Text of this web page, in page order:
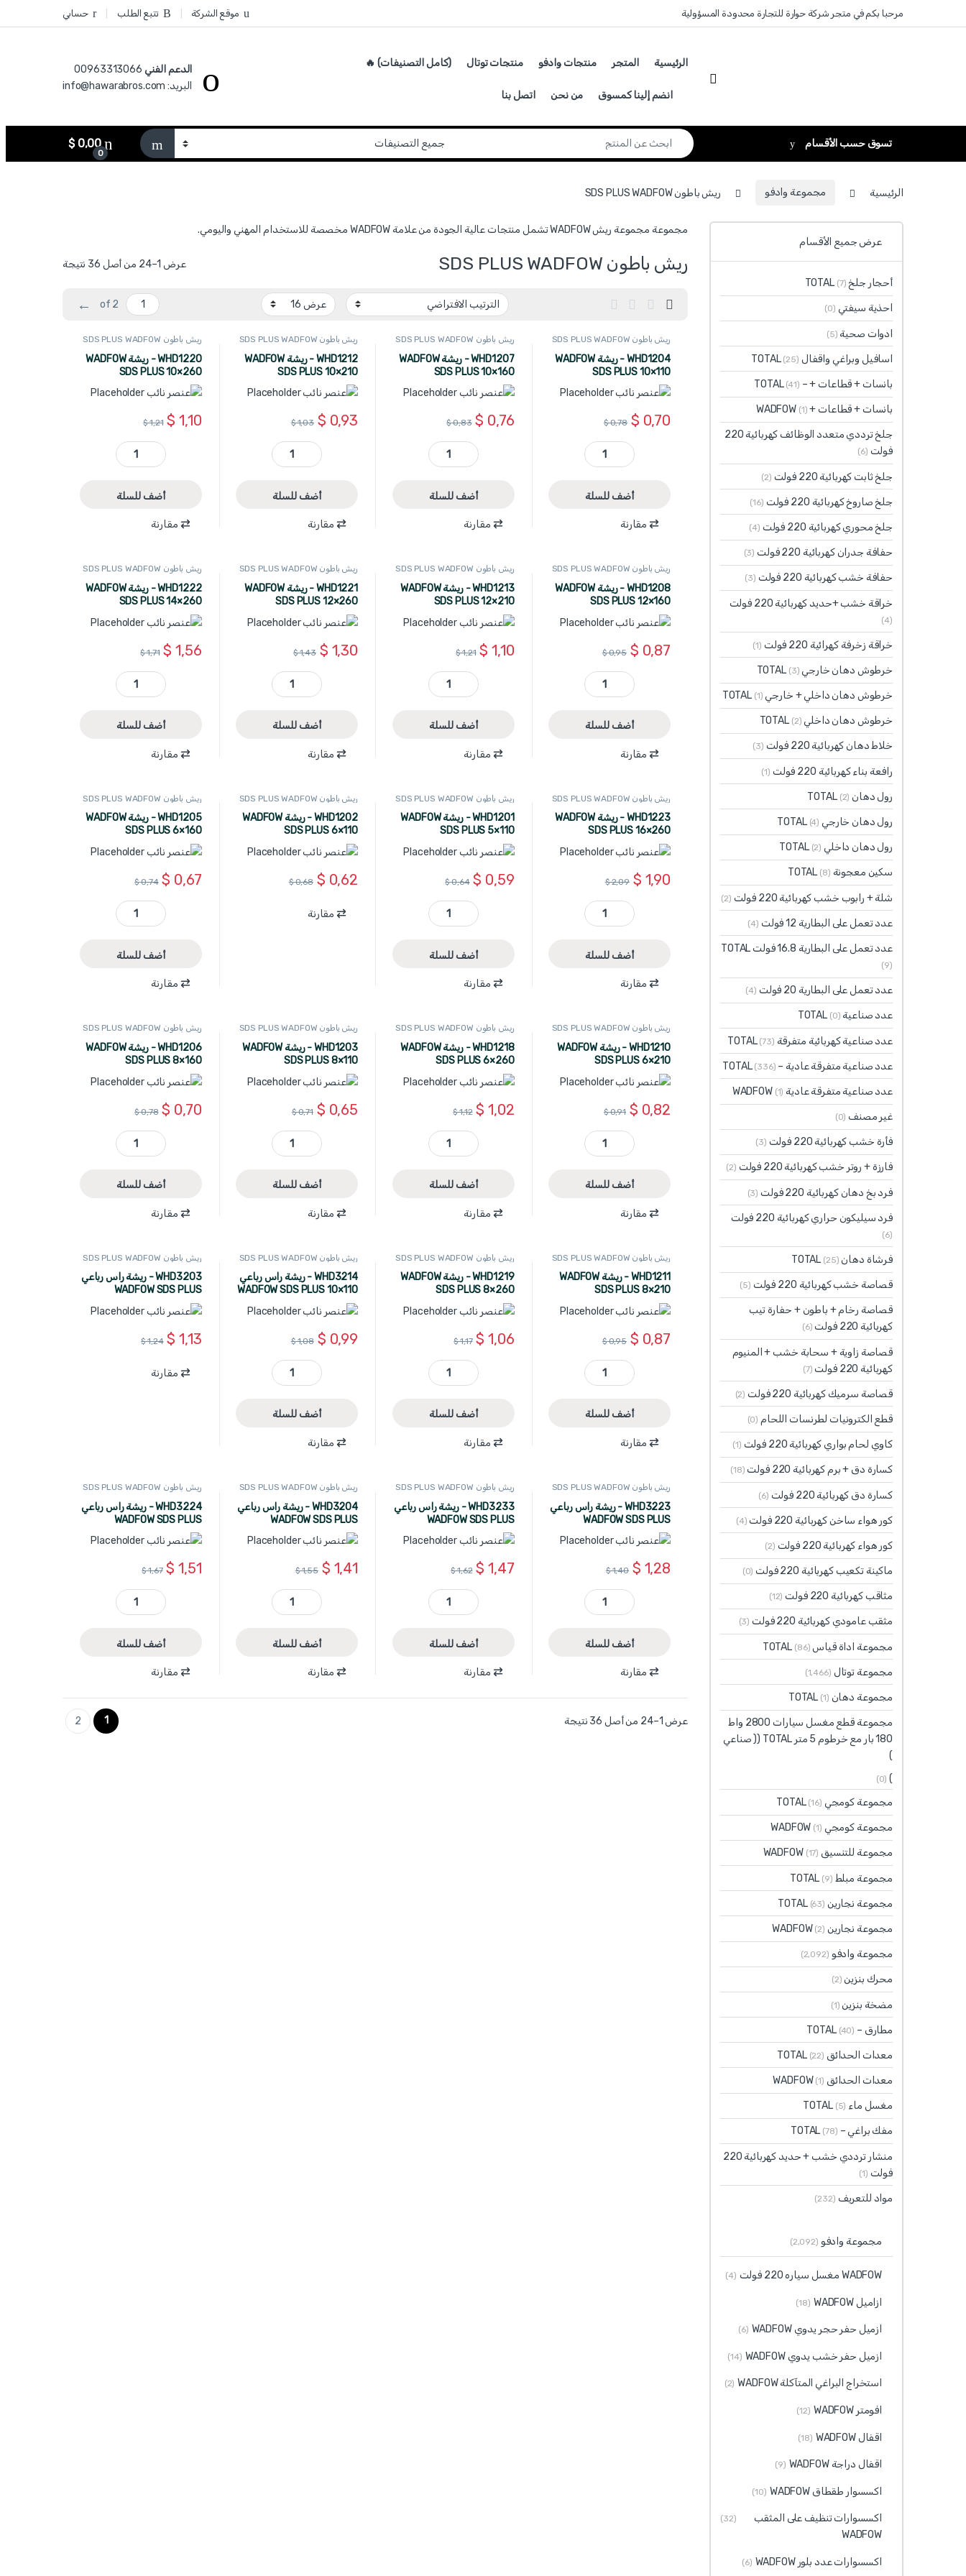
مرحبا بكم في متجر شركة حوارة للتجارة محدودة المسؤولية موقع الشركة تتبع الطلب حسابي
الرئيسية المتجر منتجات وادفو منتجات توتال (كامل التصنيفات) 🔥
انضم إلينا كمسوق من نحن اتصل بنا
الدعم الفني 00963313066‏
البريد: info@hawarabros.com
تسوق حسب الأقسام
Search for:
0
$0,00
الرئيسية مجموعة وادفو ريش باطون SDS PLUS WADFOW
مجموعة مجموعة ريش WADFOW تشمل منتجات عالية الجودة من علامة WADFOW مخصصة للاستخدام المهني واليومي.
ريش باطون SDS PLUS WADFOW عرض 1–24 من أصل 36 نتيجة
of 2
←
ريش باطون SDS PLUS WADFOW
WHD1204 - ريشة WADFOW
SDS PLUS 10×110
$ 0,70
$0,78
WHD1204 - ريشة WADFOW SDS PLUS 10×110 quantity
أضف للسلة
مقارنة
ريش باطون SDS PLUS WADFOW
WHD1207 - ريشة WADFOW
SDS PLUS 10×160
$ 0,76
$0,83
WHD1207 - ريشة WADFOW SDS PLUS 10×160 quantity
أضف للسلة
مقارنة
ريش باطون SDS PLUS WADFOW
WHD1212 - ريشة WADFOW
SDS PLUS 10×210
$ 0,93
$1,03
WHD1212 - ريشة WADFOW SDS PLUS 10×210 quantity
أضف للسلة
مقارنة
ريش باطون SDS PLUS WADFOW
WHD1220 - ريشة WADFOW
SDS PLUS 10×260
$ 1,10
$1,21
WHD1220 - ريشة WADFOW SDS PLUS 10×260 quantity
أضف للسلة
مقارنة
ريش باطون SDS PLUS WADFOW
WHD1208 - ريشة WADFOW
SDS PLUS 12×160
$ 0,87
$0,95
WHD1208 - ريشة WADFOW SDS PLUS 12×160 quantity
أضف للسلة
مقارنة
ريش باطون SDS PLUS WADFOW
WHD1213 - ريشة WADFOW
SDS PLUS 12×210
$ 1,10
$1,21
WHD1213 - ريشة WADFOW SDS PLUS 12×210 quantity
أضف للسلة
مقارنة
ريش باطون SDS PLUS WADFOW
WHD1221 - ريشة WADFOW
SDS PLUS 12×260
$ 1,30
$1,43
WHD1221 - ريشة WADFOW SDS PLUS 12×260 quantity
أضف للسلة
مقارنة
ريش باطون SDS PLUS WADFOW
WHD1222 - ريشة WADFOW
SDS PLUS 14×260
$ 1,56
$1,71
WHD1222 - ريشة WADFOW SDS PLUS 14×260 quantity
أضف للسلة
مقارنة
ريش باطون SDS PLUS WADFOW
WHD1223 - ريشة WADFOW
SDS PLUS 16×260
$ 1,90
$2,09
WHD1223 - ريشة WADFOW SDS PLUS 16×260 quantity
أضف للسلة
مقارنة
ريش باطون SDS PLUS WADFOW
WHD1201 - ريشة WADFOW
SDS PLUS 5×110
$ 0,59
$0,64
WHD1201 - ريشة WADFOW SDS PLUS 5×110 quantity
أضف للسلة
مقارنة
ريش باطون SDS PLUS WADFOW
WHD1202 - ريشة WADFOW
SDS PLUS 6×110
$ 0,62
$0,68
مقارنة
ريش باطون SDS PLUS WADFOW
WHD1205 - ريشة WADFOW
SDS PLUS 6×160
$ 0,67
$0,74
WHD1205 - ريشة WADFOW SDS PLUS 6×160 quantity
أضف للسلة
مقارنة
ريش باطون SDS PLUS WADFOW
WHD1210 - ريشة WADFOW
SDS PLUS 6×210
$ 0,82
$0,91
WHD1210 - ريشة WADFOW SDS PLUS 6×210 quantity
أضف للسلة
مقارنة
ريش باطون SDS PLUS WADFOW
WHD1218 - ريشة WADFOW
SDS PLUS 6×260
$ 1,02
$1,12
WHD1218 - ريشة WADFOW SDS PLUS 6×260 quantity
أضف للسلة
مقارنة
ريش باطون SDS PLUS WADFOW
WHD1203 - ريشة WADFOW
SDS PLUS 8×110
$ 0,65
$0,71
WHD1203 - ريشة WADFOW SDS PLUS 8×110 quantity
أضف للسلة
مقارنة
ريش باطون SDS PLUS WADFOW
WHD1206 - ريشة WADFOW
SDS PLUS 8×160
$ 0,70
$0,78
WHD1206 - ريشة WADFOW SDS PLUS 8×160 quantity
أضف للسلة
مقارنة
ريش باطون SDS PLUS WADFOW
WHD1211 - ريشة WADFOW
SDS PLUS 8×210
$ 0,87
$0,95
WHD1211 - ريشة WADFOW SDS PLUS 8×210 quantity
أضف للسلة
مقارنة
ريش باطون SDS PLUS WADFOW
WHD1219 - ريشة WADFOW
SDS PLUS 8×260
$ 1,06
$1,17
WHD1219 - ريشة WADFOW SDS PLUS 8×260 quantity
أضف للسلة
مقارنة
ريش باطون SDS PLUS WADFOW
WHD3214 - ريشة راس رباعي
WADFOW SDS PLUS 10×110
$ 0,99
$1,08
WHD3214 - ريشة راس رباعي WADFOW SDS PLUS 10×110 quantity
أضف للسلة
مقارنة
ريش باطون SDS PLUS WADFOW
WHD3203 - ريشة راس رباعي
WADFOW SDS PLUS
10×160
$ 1,13
$1,24
مقارنة
ريش باطون SDS PLUS WADFOW
WHD3223 - ريشة راس رباعي
WADFOW SDS PLUS
10×210
$ 1,28
$1,40
WHD3223 - ريشة راس رباعي WADFOW SDS PLUS 10×210 quantity
أضف للسلة
مقارنة
ريش باطون SDS PLUS WADFOW
WHD3233 - ريشة راس رباعي
WADFOW SDS PLUS
10×260
$ 1,47
$1,62
WHD3233 - ريشة راس رباعي WADFOW SDS PLUS 10×260 quantity
أضف للسلة
مقارنة
ريش باطون SDS PLUS WADFOW
WHD3204 - ريشة راس رباعي
WADFOW SDS PLUS
12×160
$ 1,41
$1,55
WHD3204 - ريشة راس رباعي WADFOW SDS PLUS 12×160 quantity
أضف للسلة
مقارنة
ريش باطون SDS PLUS WADFOW
WHD3224 - ريشة راس رباعي
WADFOW SDS PLUS
12×210
$ 1,51
$1,67
WHD3224 - ريشة راس رباعي WADFOW SDS PLUS 12×210 quantity
أضف للسلة
مقارنة
عرض 1–24 من أصل 36 نتيجة 1
2
عرض جميع الأقسام
أحجار جلخ TOTAL (7)
احذية سيفتي (0)
ادوات صحية (5)
اسافيل وبراغي واقفال TOTAL (25)
بانسات + قطاعات + – TOTAL (41)
بانسات + قطاعات + WADFOW (1)
جلخ ترددي متعدد الوظائف كهربائية 220
فولت (6)
جلخ ثابت كهربائية 220 فولت (2)
جلخ صاروخ كهربائية 220 فولت (16)
جلخ محوري كهربائية 220 فولت (4)
حفافة جدران كهربائية 220 فولت (3)
حفافة خشب كهربائية 220 فولت (3)
خراقة خشب +حديد كهربائية 220 فولت
(4)
خراقة زخرفة كهرائية 220 فولت (1)
خرطوش دهان خارجي TOTAL (3)
خرطوش دهان داخلي + خارجي TOTAL (1)
خرطوش دهان داخلي TOTAL (2)
خلاط دهان كهربائية 220 فولت (3)
رافعة بناء كهربائية 220 فولت (1)
رول دهان TOTAL (2)
رول دهان خارجي TOTAL (4)
رول دهان داخلي TOTAL (2)
سكين معجونة TOTAL (8)
شلة + رابوب خشب كهربائية 220 فولت (2)
عدد تعمل على البطارية 12 فولت (4)
عدد تعمل على البطارية 16.8 فولت TOTAL
(9)
عدد تعمل على البطارية 20 فولت (4)
عدد صناعية TOTAL (0)
عدد صناعية كهربائية متفرقة TOTAL (73)
عدد صناعية متفرقة عادية – TOTAL (336)
عدد صناعية متفرقة عادية WADFOW (1)
غير مصنف (0)
فأرة خشب كهربائية 220 فولت (3)
فارزة + روتر خشب كهربائية 220 فولت (2)
فرد بخ دهان كهربائية 220 فولت (3)
فرد سيليكون حراري كهربائية 220 فولت
(6)
فرشاة دهان TOTAL (25)
قصاصة خشب كهربائية 220 فولت (5)
قصاصة رخام + باطون + حفارة تيب
كهربائية 220 فولت
(6)
قصاصة زاوية + سحابة خشب + المنيوم
كهربائية 220 فولت
(7)
قصاصة سرميك كهربائية 220 فولت (2)
قطع الكترونيات لطرنسات اللحام (0)
كاوي لحام بواري كهربائية 220 فولت (1)
كسارة دق + برم كهربائية 220 فولت (18)
كسارة دق كهربائية 220 فولت (6)
كور هواء ساخن كهربائية 220 فولت (4)
كور هواء كهربائية 220 فولت (2)
ماكينة تكعيب كهربائية 220 فولت (0)
مثاقب كهربائية 220 فولت (12)
مثقب عامودي كهربائية 220 فولت (3)
مجموعة اداة قياس TOTAL (86)
مجموعة توتال (1٬466)
مجموعة دهان TOTAL (1)
مجموعة قطع مغسل سيارات 2800 واط
180 بار مع خرطوم 5 متر TOTAL (( صناعي
)
)
(0)
مجموعة كومجي TOTAL (16)
مجموعة كومجي WADFOW (1)
مجموعة للتنسيق WADFOW (17)
مجموعة مبلط TOTAL (9)
مجموعة نجارين TOTAL (63)
مجموعة نجارين WADFOW (2)
مجموعة وادفو (2٬092)
محرك بنزين (2)
مضخة بنزين (1)
مطارق – TOTAL (40)
معدات الحدائق TOTAL (22)
معدات الحدائق WADFOW (1)
مغسل ماء TOTAL (5)
مفك براغي – TOTAL (78)
منشار ترددي خشب + حديد كهربائية 220
فولت (1)
مواد للتعريف (232)
مجموعة وادفو (2٬092)
WADFOW مغسل سياره 220 فولت (4)
ازاميل WADFOW (18)
ازميل حفر حجر يدوي WADFOW (6)
ازميل حفر خشب يدوي WADFOW (14)
استخراج البراغي المتآكلة WADFOW (2)
افومتر WADFOW (12)
اقفال WADFOW (18)
اقفال دراجة WADFOW (9)
اكسسوار طقطاق WADFOW (10)
اكسسوارات تنظيف على المثقب
WADFOW
(32)
اكسسوارات عدد بلور WADFOW (6)